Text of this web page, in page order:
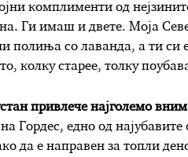
комплименти од
Ги имаш и двете. Моја
полиња со лаванда, а ти си
колку старее, толку
привлече најголемо
Гордес, едно од
да е направен за топли